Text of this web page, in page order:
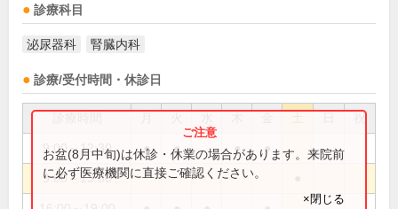
診療科目
泌尿器科 腎臓内科
診療/受付時間・休診日
祝
9:00～12:30 ● ● ● ●
9:00～13:00
お盆(8月中旬)は休診・休業の場合があります。来院前
に必ず医療機関に直接ご確認ください。
×閉じる